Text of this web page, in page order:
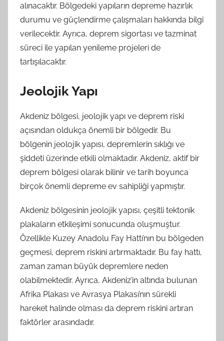
alınacaktır. Bölgedeki yapıların depreme hazırlık
durumu ve güçlendirme çalışmaları hakkında bilgi
verilecektir. Ayrıca, deprem sigortası ve tazminat
süreci ile yapılan yenileme projeleri de
tartışılacaktır.
Jeolojik Yapı
Akdeniz bölgesi, jeolojik yapı ve deprem riski
açısından oldukça önemli bir bölgedir. Bu
bölgenin jeolojik yapısı, depremlerin sıklığı ve
şiddeti üzerinde etkili olmaktadır. Akdeniz, aktif bir
deprem bölgesi olarak bilinir ve tarih boyunca
birçok önemli depreme ev sahipliği yapmıştır.
Akdeniz bölgesinin jeolojik yapısı, çeşitli tektonik
plakaların etkileşimi sonucunda oluşmuştur.
Özellikle Kuzey Anadolu Fay Hattı’nın bu bölgeden
geçmesi, deprem riskini artırmaktadır. Bu fay hattı,
zaman zaman büyük depremlere neden
olabilmektedir. Ayrıca, Akdeniz’in altında bulunan
Afrika Plakası ve Avrasya Plakası’nın sürekli
hareket halinde olması da deprem riskini artıran
faktörler arasındadır.